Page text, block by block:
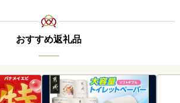
おすすめ返礼品